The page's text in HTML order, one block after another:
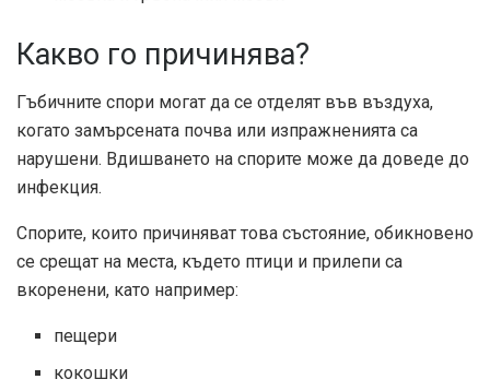
Какво го причинява?
Гъбичните спори могат да се отделят във въздуха,
когато замърсената почва или изпражненията са
нарушени. Вдишването на спорите може да доведе до
инфекция.
Спорите, които причиняват това състояние, обикновено
се срещат на места, където птици и прилепи са
вкоренени, като например:
пещери
кокошки